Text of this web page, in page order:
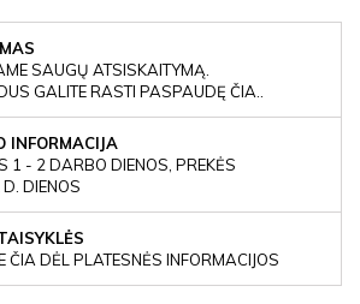
SAUGŲ ATSISKAITYMĄ.
GALITE RASTI PASPAUDĘ ČIA..
INFORMACIJA
1 - 2 DARBO DIENOS, PREKĖS
DIENOS
ČIA DĖL PLATESNĖS INFORMACIJOS